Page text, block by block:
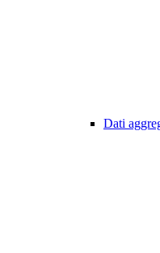
Dati